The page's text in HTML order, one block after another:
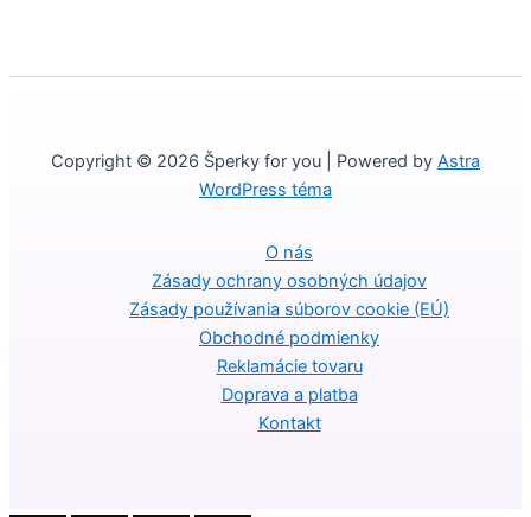
Copyright © 2026 Šperky for you | Powered by Astra
WordPress téma
O nás
Zásady ochrany osobných údajov
Zásady používania súborov cookie (EÚ)
Obchodné podmienky
Reklamácie tovaru
Doprava a platba
Kontakt